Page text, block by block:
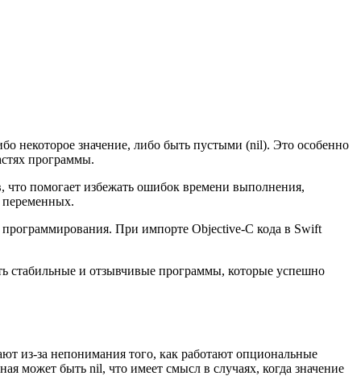
некоторое значение, либо быть пустыми (nil). Это особенно
программы.
что помогает избежать ошибок времени выполнения,
переменных.
При импорте Objective-C кода в Swift
стабильные и отзывчивые программы, которые успешно
из-за непонимания того, как работают опциональные
может быть nil, что имеет смысл в случаях, когда значение